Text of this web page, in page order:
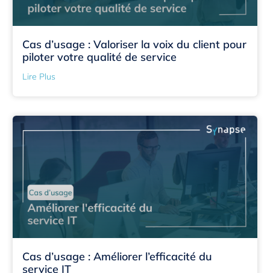
Cas d’usage : Valoriser la voix du client pour
piloter votre qualité de service
Lire Plus
Cas d’usage : Améliorer l’efficacité du
service IT